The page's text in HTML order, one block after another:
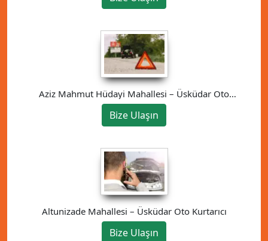
Aziz Mahmut Hüdayi Mahallesi – Üsküdar Oto
Kurtarıcı
Bize Ulaşın
Altunizade Mahallesi – Üsküdar Oto Kurtarıcı
Bize Ulaşın